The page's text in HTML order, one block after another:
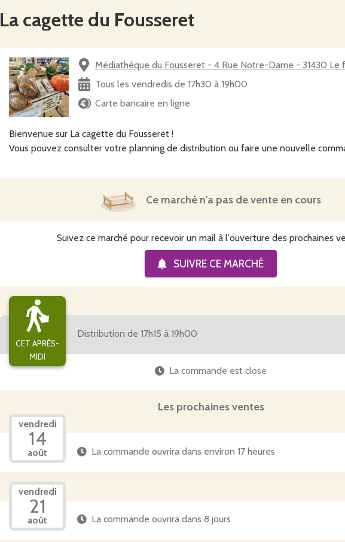
La cagette du Fousseret
Médiathèque du Fousseret - 4 Rue Notre-Dame - 31430 Le
Tous les vendredis de 17h30 à 19h00
Carte bancaire en ligne
Bienvenue sur La cagette du Fousseret !
Vous pouvez consulter votre planning de distribution ou faire une nouvelle
Suivez ce marché pour recevoir un mail à l'ouverture des prochaines
SUIVRE CE MARCHÉ
Ce marché n'a pas de vente en cours
CET APRÈS-
MIDI
Distribution de 17h15 à 19h00
La commande est close
Les prochaines ventes
vendredi
14
août La commande ouvrira dans environ 17 heures
vendredi
21
août La commande ouvrira dans 8 jours